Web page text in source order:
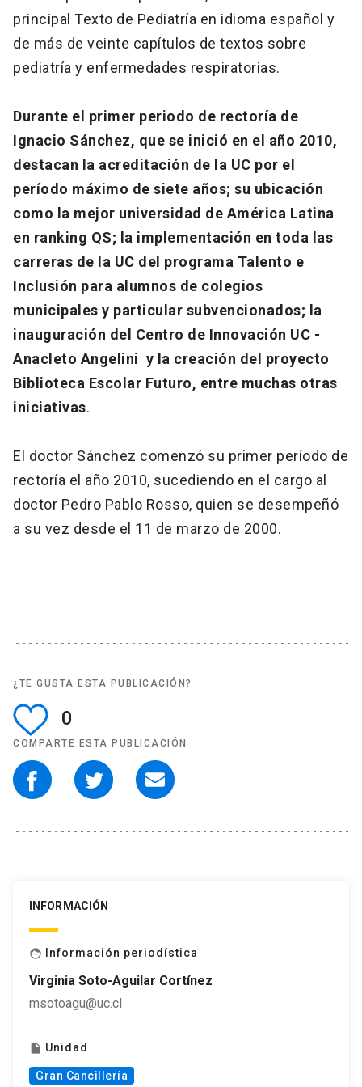
principal Texto de Pediatría en idioma español y
de más de veinte capítulos de textos sobre
pediatría y enfermedades respiratorias.
Durante el primer periodo de rectoría de
Ignacio Sánchez, que se inició en el año 2010,
destacan la acreditación de la UC por el
período máximo de siete años; su ubicación
como la mejor universidad de América Latina
en ranking QS; la implementación en toda las
carreras de la UC del programa Talento e
Inclusión para alumnos de colegios
municipales y particular subvencionados; la
inauguración del Centro de Innovación UC -
Anacleto Angelini y la creación del proyecto
Biblioteca Escolar Futuro, entre muchas otras
iniciativas.
El doctor Sánchez comenzó su primer período de
rectoría el año 2010, sucediendo en el cargo al
doctor Pedro Pablo Rosso, quien se desempeñó
a su vez desde el 11 de marzo de 2000.
¿TE GUSTA ESTA PUBLICACIÓN?
0
COMPARTE ESTA PUBLICACIÓN
INFORMACIÓN
face Información periodística
Virginia Soto-Aguilar Cortínez
msotoagu@uc.cl
insert_drive_file Unidad
Gran Cancillería